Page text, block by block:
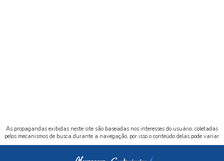
As propagandas exibidas neste site são baseadas nos interesses do usuário, coletadas
pelos mecanismos de busca durante a navegação, por isso o conteúdo delas pode variar.